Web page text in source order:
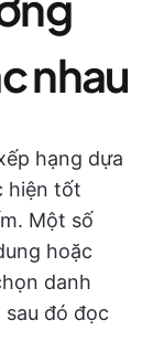
nhau
hạng dựa
hiện tốt
Một số
hoặc
danh
sau đó đọc